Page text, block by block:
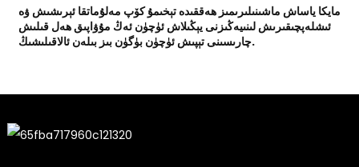
مايكا ياساش ماشىنىلىرىمىز ھەققىدە تېخىمۇ كۆپ مەلۇماتقا ئېرىشىش ۋە
ئىشلەپچىقىرىش لىنىيەڭىزنى يېڭىلاش ئۈچۈن ئەڭ مۇۋاپىق ھەل قىلىش
چارىسىنى تېپىش ئۈچۈن بۈگۈن بىز بىلەن ئالاقىلىشىڭ.